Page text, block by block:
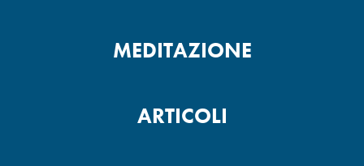
MEDITAZIONE
ARTICOLI